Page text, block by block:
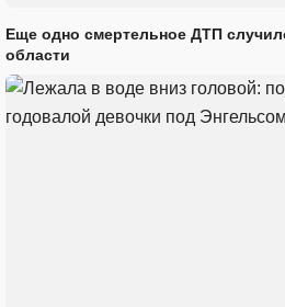
Еще одно смертельное ДТП
области